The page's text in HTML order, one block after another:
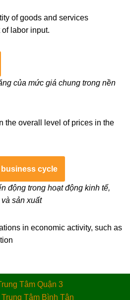
of goods and services
labor input.
của mức giá chung trong nền
the overall level of prices in the
cycle
động trong hoạt động kinh tế,
sản xuất
in economic activity, such as
Tâm Quận 3
Trung Tâm Bình Tân